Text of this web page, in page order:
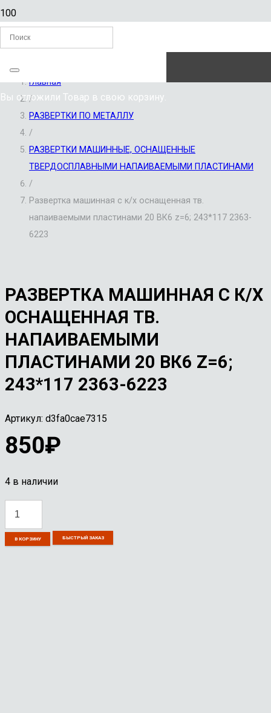
ЗАКАЗАТЬ ЗВОНОК
Вы отложили Товар в свою корзину.
Главная
/
РАЗВЕРТКИ ПО МЕТАЛЛУ
/
РАЗВЕРТКИ МАШИННЫЕ, ОСНАЩЕННЫЕ
ТВЕРДОСПЛАВНЫМИ НАПАИВАЕМЫМИ ПЛАСТИНАМИ
/
Развертка машинная с к/х оснащенная тв.
напаиваемыми пластинами 20 ВК6 z=6; 243*117 2363-
6223
РАЗВЕРТКА МАШИННАЯ С К/Х
ОСНАЩЕННАЯ ТВ.
НАПАИВАЕМЫМИ
ПЛАСТИНАМИ 20 ВК6 Z=6;
243*117 2363-6223
Артикул: d3fa0cae7315
850₽
4 в наличии
Развертка
В КОРЗИНУ БЫСТРЫЙ ЗАКАЗ